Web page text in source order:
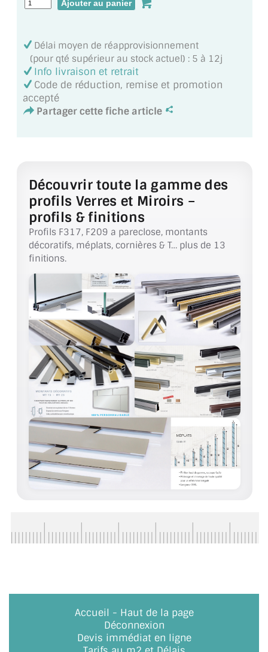
VERRE SUR MESURE
VERRE EXTRACLAIR
VERRE TREMPÉ (SÉCURIT)
PAROI DE DOUCHE
VERRE FEUILLETÉ
VERRE FEUILLETÉ/TREMPÉ
DALLE DE SOL EN VERRE
PORTE EN VERRE
GARDE CORPS EN VERRE
VERRIÈRE TYPE ATELIER
VERRES TEXTURÉS
PLEXIGLAS PMMA
DOUBLE VITRAGE
ACCESSOIRES & QUINCAILLERIE
CATALOGUE DE PROFILS ET FIXATION DU
VERRE
LES FIXATIONS POUR MIROIR
LES CHARNIÈRES DE PORTE EN VERRE
BOUTONS ET POIGNÉES
Délai moyen de réapprovisionnement
(pour qté supérieur au stock actuel) : 5 à 12j
Info livraison et retrait
Code de réduction, remise et promotion
accepté
Partager cette fiche article
Découvrir toute la gamme des
profils Verres et Miroirs –
profils & finitions
Profils F317, F209 a pareclose, montants
décoratifs, méplats, cornières & T… plus de 13
finitions.
Accueil - Haut de la page
Déconnexion
Devis immédiat en ligne